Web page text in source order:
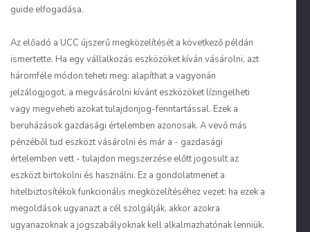
guide elfogadása.
Az előadó a UCC újszerű megközelítését a következő példán
ismertette. Ha egy vállalkozás eszközöket kíván vásárolni, azt
háromféle módon teheti meg: alapíthat a vagyonán
jelzálogjogot, a megvásárolni kívánt eszközöket lízingelheti
vagy megveheti azokat tulajdonjog-fenntartással. Ezek a
beruházások gazdasági értelemben azonosak. A vevő más
pénzéből tud eszközt vásárolni és már a - gazdasági
értelemben vett - tulajdon megszerzése előtt jogosult az
eszközt birtokolni és használni. Ez a gondolatmenet a
hitelbiztosítékok funkcionális megközelítéséhez vezet: ha ezek a
megoldások ugyanazt a cél szolgálják, akkor azokra
ugyanazoknak a jogszabályoknak kell alkalmazhatónak lenniük.